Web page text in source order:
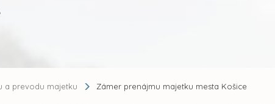
a prevodu majetku Zámer prenájmu majetku mesta Košice